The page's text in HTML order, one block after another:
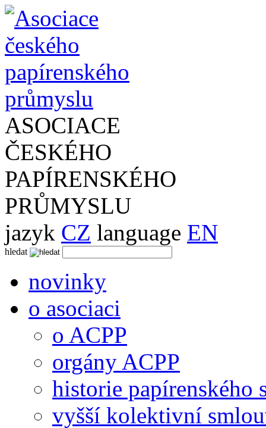
ASOCIACE
ČESKÉHO
PAPÍRENSKÉHO
PRŮMYSLU
jazyk CZ language EN
hledat
novinky
o asociaci
o ACPP
orgány ACPP
historie papírenského
vyšší kolektivní